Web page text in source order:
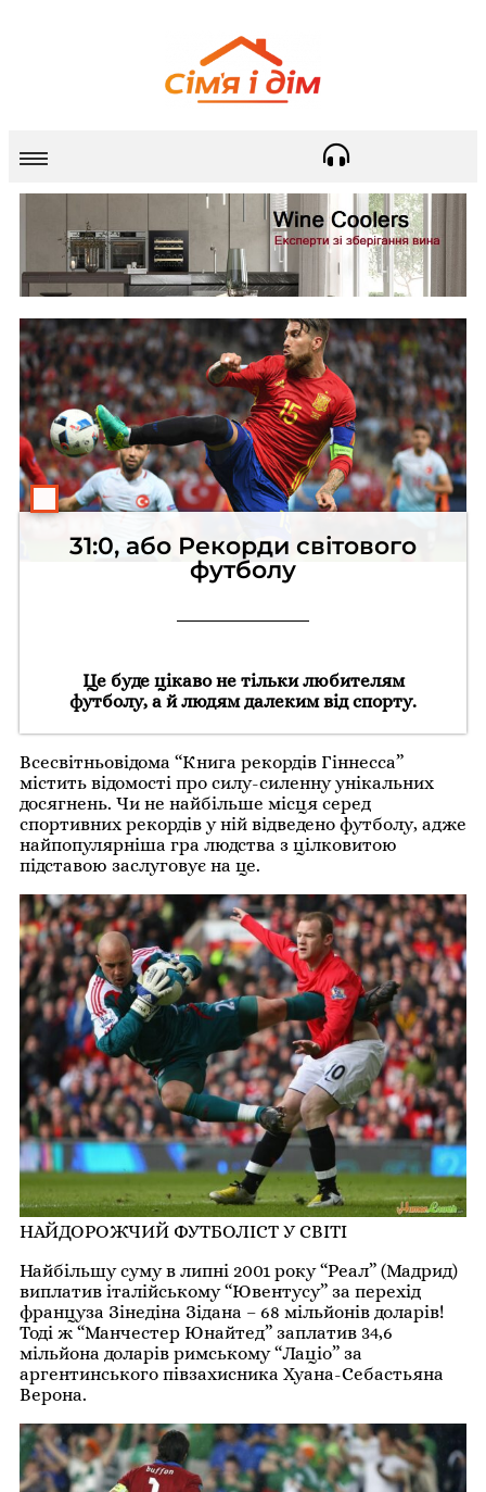
31:0, або Рекорди світового
футболу
Це буде цікаво не тільки любителям
футболу, а й людям далеким від спорту.
Всесвітньовідома “Книга рекордів Гіннесса”
містить відомості про силу-силенну унікальних
досягнень. Чи не найбільше місця серед
спортивних рекордів у ній відведено футболу, адже
найпопулярніша гра людства з цілковитою
підставою заслуговує на це.
НАЙДОРОЖЧИЙ ФУТБОЛІСТ У СВІТІ
Найбільшу суму в липні 2001 року “Реал” (Мадрид)
виплатив італійському “Ювентусу” за перехід
француза Зінедіна Зідана – 68 мільйонів доларів!
Тоді ж “Манчестер Юнайтед” заплатив 34,6
мільйона доларів римському “Лаціо” за
аргентинського півзахисника Хуана-Себастьяна
Верона.